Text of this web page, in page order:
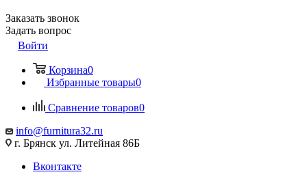
Заказать звонок
Задать вопрос
Войти
Корзина0
Избранные товары0
Сравнение товаров0
info@furnitura32.ru
г. Брянск ул. Литейная 86Б
Вконтакте